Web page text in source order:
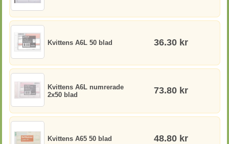
Kvittens A6L 50 blad 36.30 kr
Kvittens A6L numrerade
2x50 blad
73.80 kr
Kvittens A65 50 blad 48.80 kr